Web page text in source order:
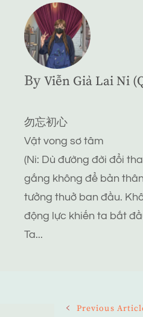
By Viễn Giả Lai Ni
勿忘初心
Vật vong sơ tâm
(Ni: Dù đường đời đổi
gắng không để bản
tưởng thuở ban đầu.
động lực khiến ta bắt
Ta...
Previous